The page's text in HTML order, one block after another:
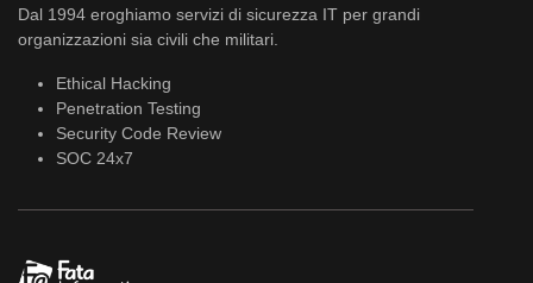
Dal 1994 eroghiamo servizi di sicurezza IT per grandi
organizzazioni sia civili che militari.
Ethical Hacking
Penetration Testing
Security Code Review
SOC 24x7